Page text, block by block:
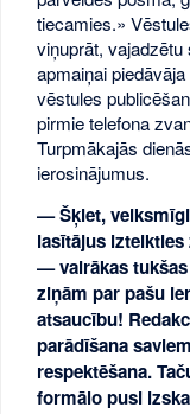
tiecamies.»
viņuprāt,
apmaiņai
vēstules
pirmie telefona
Turpmākajās
ierosinājumus.
— Šķiet,
lasītājus
— vairākas
ziņām par pašu
atsaucību!
parādīšana
respektēšana.
formālo pusi